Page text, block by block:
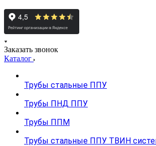
Заказать звонок
Каталог
Трубы стальные ППУ
Трубы ПНД ППУ
Трубы ППМ
Трубы стальные ППУ ТВИН